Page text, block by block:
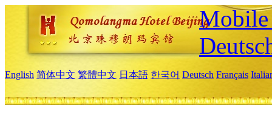
Mobile
English 简体中文 繁體中文 日本語 한국어 Deutsch Français